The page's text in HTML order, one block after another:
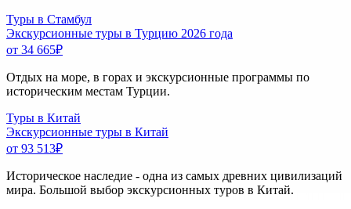
Туры в Стамбул
Экскурсионные туры в Турцию 2026 года
от 34 665₽
Отдых на море, в горах и экскурсионные программы по
историческим местам Турции.
Туры в Китай
Экскурсионные туры в Китай
от 93 513₽
Историческое наследие - одна из самых древних цивилизаций
мира. Большой выбор экскурсионных туров в Китай.